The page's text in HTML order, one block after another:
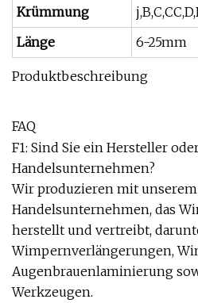
Krümmung
Länge
6-25mm
Produktbeschreibung
FAQ
F1: Sind Sie ein Hersteller
Handelsunternehmen?
Wir produzieren mit
Handelsunternehmen, das
herstellt und vertreibt,
Wimpernverlängerungen,
Augenbrauenlaminierung
Werkzeugen.